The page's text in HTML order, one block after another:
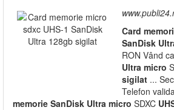
Card
SanDisk
RON Vând
Ultra micro
sigilat ...
Telefon
memorie SanDisk Ultra micro SDXC